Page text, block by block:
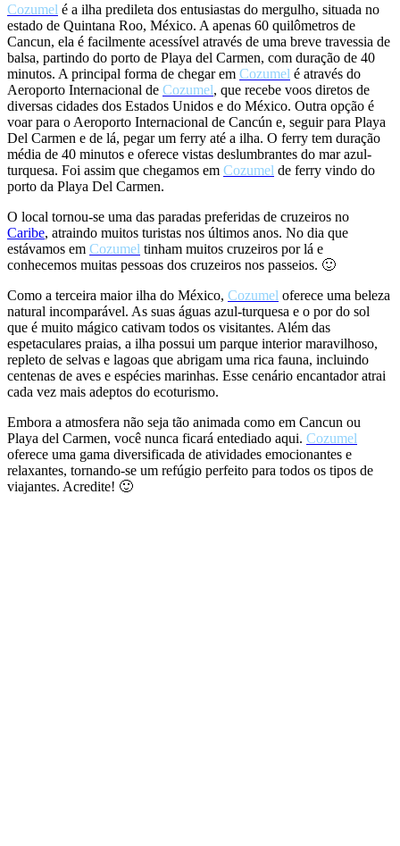
Cozumel é a ilha predileta dos entusiastas do mergulho, situada no
estado de Quintana Roo, México. A apenas 60 quilômetros de
Cancun, ela é facilmente acessível através de uma breve travessia de
balsa, partindo do porto de Playa del Carmen, com duração de 40
minutos. A principal forma de chegar em Cozumel é através do
Aeroporto Internacional de Cozumel, que recebe voos diretos de
diversas cidades dos Estados Unidos e do México. Outra opção é
voar para o Aeroporto Internacional de Cancún e, seguir para Playa
Del Carmen e de lá, pegar um ferry até a ilha. O ferry tem duração
média de 40 minutos e oferece vistas deslumbrantes do mar azul-
turquesa. Foi assim que chegamos em Cozumel de ferry vindo do
porto da Playa Del Carmen.
O local tornou-se uma das paradas preferidas de cruzeiros no
Caribe, atraindo muitos turistas nos últimos anos. No dia que
estávamos em Cozumel tinham muitos cruzeiros por lá e
conhecemos muitas pessoas dos cruzeiros nos passeios. 🙂
Como a terceira maior ilha do México, Cozumel oferece uma beleza
natural incomparável. As suas águas azul-turquesa e o por do sol
que é muito mágico cativam todos os visitantes. Além das
espetaculares praias, a ilha possui um parque interior maravilhoso,
repleto de selvas e lagoas que abrigam uma rica fauna, incluindo
centenas de aves e espécies marinhas. Esse cenário encantador atrai
cada vez mais adeptos do ecoturismo.
Embora a atmosfera não seja tão animada como em Cancun ou
Playa del Carmen, você nunca ficará entediado aqui. Cozumel
oferece uma gama diversificada de atividades emocionantes e
relaxantes, tornando-se um refúgio perfeito para todos os tipos de
viajantes. Acredite! 🙂